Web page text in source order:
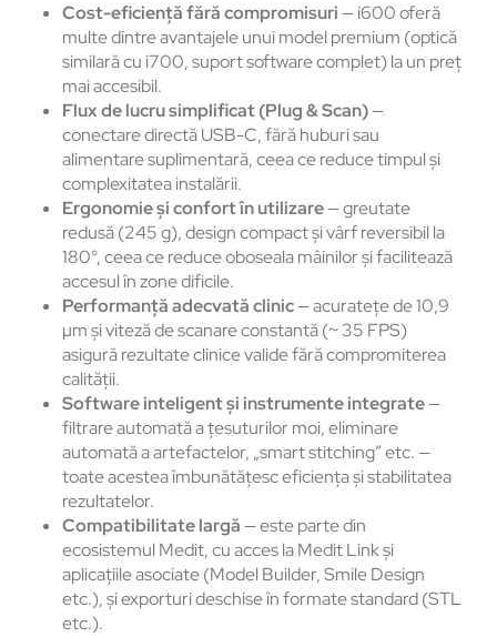
Cost-eficiență fără compromisuri— i600 oferă
multe dintre avantajele unui model premium (optică
similară cu i700, suport software complet) la un preț
mai accesibil.
Flux de lucru simplificat (Plug & Scan)—
conectare directă USB-C, fără huburi sau
alimentare suplimentară, ceea ce reduce timpul și
complexitatea instalării.
Ergonomie și confort în utilizare— greutate
redusă (245 g), design compact și vârf reversibil la
180°, ceea ce reduce oboseala mâinilor și facilitează
accesul în zone dificile.
Performanță adecvată clinic— acuratețe de 10,9
µm și viteză de scanare constantă (~ 35 FPS)
asigură rezultate clinice valide fără compromiterea
calității.
Software inteligent și instrumente integrate—
filtrare automată a țesuturilor moi, eliminare
automată a artefactelor, „smart stitching” etc. —
toate acestea îmbunătățesc eficiența și stabilitatea
rezultatelor.
Compatibilitate largă— este parte din
ecosistemul Medit, cu acces la Medit Link și
aplicațiile asociate (Model Builder, Smile Design
etc.), și exporturi deschise în formate standard (STL
etc.).